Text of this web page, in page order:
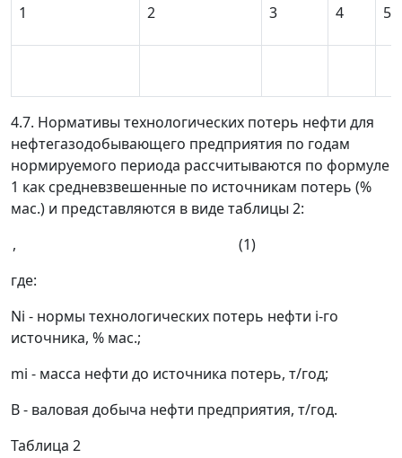
1 2 3 4 5
4.7. Нормативы технологических потерь нефти для
нефтегазодобывающего предприятия по годам
нормируемого периода рассчитываются по формуле
1 как средневзвешенные по источникам потерь (%
мас.) и представляются в виде таблицы 2:
, (1)
где:
Ni - нормы технологических потерь нефти i-го
источника, % мас.;
mi - масса нефти до источника потерь, т/год;
В- валовая добыча нефти предприятия, т/год.
Таблица 2